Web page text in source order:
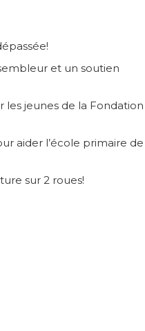
et un soutien
jeunes de la Fondation
aider l’école primaire de
sur 2 roues!